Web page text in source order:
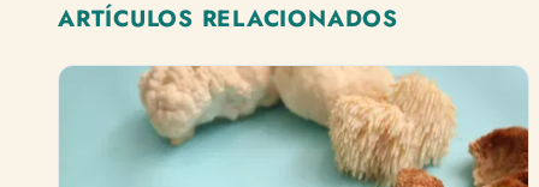
ARTÍCULOS RELACIONADOS